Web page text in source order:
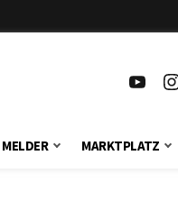
MELDER MARKTPLATZ